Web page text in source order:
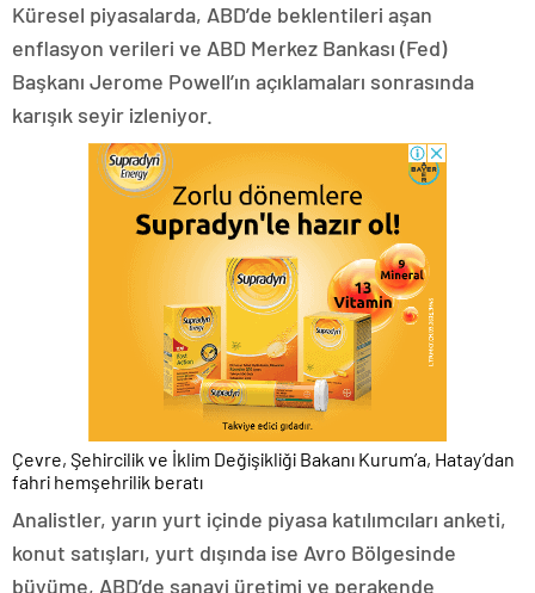
Küresel piyasalarda, ABD’de beklentileri aşan
enflasyon verileri ve ABD Merkez Bankası (Fed)
Başkanı Jerome Powell’ın açıklamaları sonrasında
karışık seyir izleniyor.
Çevre, Şehircilik ve İklim Değişikliği Bakanı Kurum’a, Hatay’dan
fahri hemşehrilik beratı
Analistler, yarın yurt içinde piyasa katılımcıları anketi,
konut satışları, yurt dışında ise Avro Bölgesinde
büyüme, ABD’de sanayi üretimi ve perakende